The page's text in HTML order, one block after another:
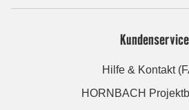
Kundenservice
Hilfe & Kontakt
HORNBACH